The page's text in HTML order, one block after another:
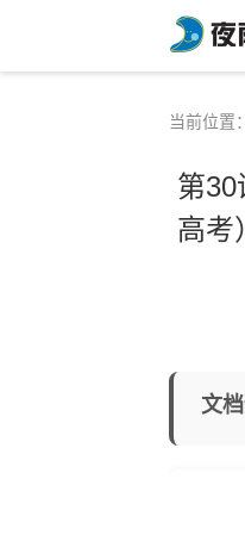
当前位置：
第
高考
文